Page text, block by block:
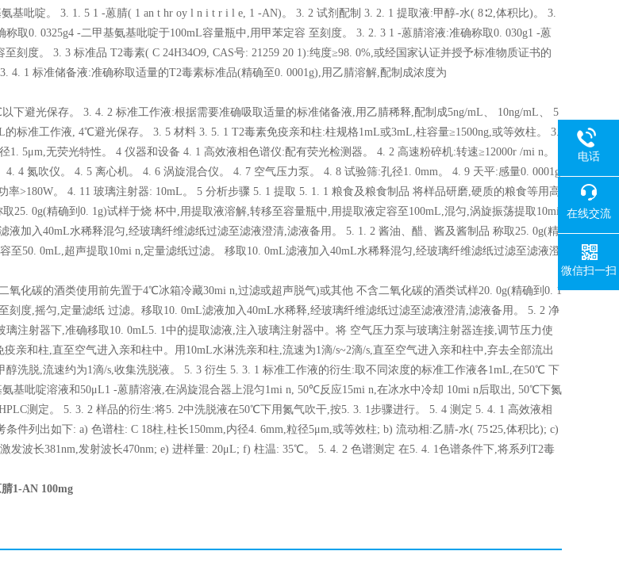
基吡啶。 3. 1. 5 1 -蒽腈( 1 an t hr oy l n i t r i l e, 1 -AN)。 3. 2 试剂配制 3. 2. 1 提取液:甲醇-水( 8∶2,体积比)。 3.
取0. 0325g4 -二甲基氨基吡啶于100mL容量瓶中,用甲苯定容 至刻度。 3. 2. 3 1 -蒽腈溶液:准确称取0. 030g1 -蒽
刻度。 3. 3 标准品 T2毒素( C 24H34O9, CAS号: 21259 20 1):纯度≥98. 0%,或经国家认证并授予标准物质证书的
4. 1 标准储备液:准确称取适量的T2毒素标准品(精确至0. 0001g),用乙腈溶解,配制成浓度为
下避光保存。 3. 4. 2 标准工作液:根据需要准确吸取适量的标准储备液,用乙腈稀释,配制成5ng/mL、 10ng/mL、 5
的标准工作液, 4℃避光保存。 3. 5 材料 3. 5. 1 T2毒素免疫亲和柱:柱规格1mL或3mL,柱容量≥1500ng,或等效柱。 3.
1. 5μm,无荧光特性。 4 仪器和设备 4. 1 高效液相色谱仪:配有荧光检测器。 4. 2 高速粉碎机:转速≥12000r /mi n。
4. 4 氮吹仪。 4. 5 离心机。 4. 6 涡旋混合仪。 4. 7 空气压力泵。 4. 8 试验筛:孔径1. 0mm。 4. 9 天平:感量0. 0001g
率>180W。 4. 11 玻璃注射器: 10mL。 5 分析步骤 5. 1 提取 5. 1. 1 粮食及粮食制品 将样品研磨,硬质的粮食等用高
25. 0g(精确到0. 1g)试样于烧 杯中,用提取液溶解,转移至容量瓶中,用提取液定容至100mL,混匀,涡旋振荡提取10mi
液加入40mL水稀释混匀,经玻璃纤维滤纸过滤至滤液澄清,滤液备用。 5. 1. 2 酱油、醋、酱及酱制品 称取25. 0g(精
至50. 0mL,超声提取10mi n,定量滤纸过滤。 移取10. 0mL滤液加入40mL水稀释混匀,经玻璃纤维滤纸过滤至滤液澄
氧化碳的酒类使用前先置于4℃冰箱冷藏30mi n,过滤或超声脱气)或其他 不含二氧化碳的酒类试样20. 0g(精确到0. 1
刻度,摇匀,定量滤纸 过滤。移取10. 0mL滤液加入40mL水稀释,经玻璃纤维滤纸过滤至滤液澄清,滤液备用。 5. 2 净
璃注射器下,准确移取10. 0mL5. 1中的提取滤液,注入玻璃注射器中。将 空气压力泵与玻璃注射器连接,调节压力使
亲和柱,直至空气进入亲和柱中。用10mL水淋洗亲和柱,流速为1滴/s~2滴/s,直至空气进入亲和柱中,弃去全部流出
醇洗脱,流速约为1滴/s,收集洗脱液。 5. 3 衍生 5. 3. 1 标准工作液的衍生:取不同浓度的标准工作液各1mL,在50℃ 下
基吡啶溶液和50μL1 -蒽腈溶液,在涡旋混合器上混匀1mi n, 50℃反应15mi n,在冰水中冷却 10mi n后取出, 50℃下氮
测定。 5. 3. 2 样品的衍生:将5. 2中洗脱液在50℃下用氮气吹干,按5. 3. 1步骤进行。 5. 4 测定 5. 4. 1 高效液相
件列出如下: a) 色谱柱: C 18柱,柱长150mm,内径4. 6mm,粒径5μm,或等效柱; b) 流动相:乙腈-水( 75∶25,体积比); c)
发波长381nm,发射波长470nm; e) 进样量: 20μL; f) 柱温: 35℃。 5. 4. 2 色谱测定 在5. 4. 1色谱条件下,将系列T2毒
1-AN 100mg
电话
在线交流
微信扫一扫